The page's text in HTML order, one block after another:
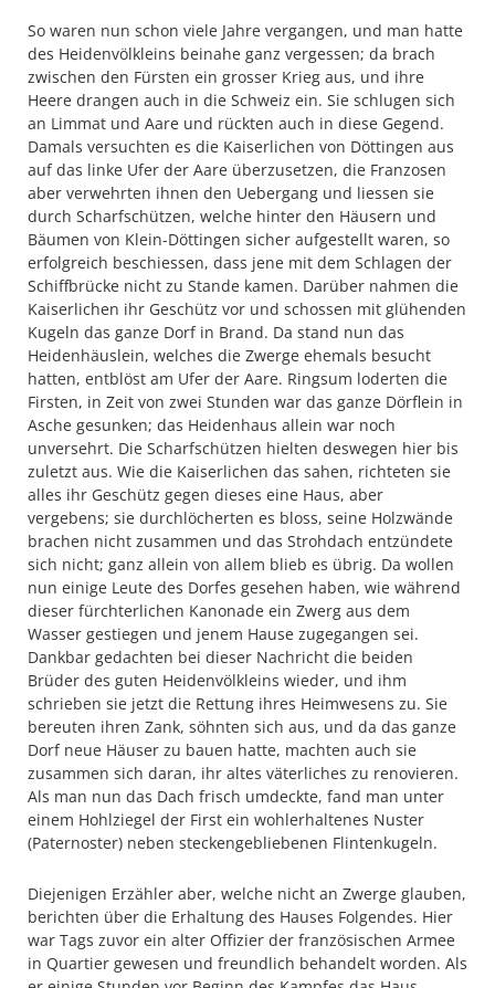
So waren nun schon viele Jahre vergangen, und man hatte
des Heidenvölkleins beinahe ganz vergessen; da brach
zwischen den Fürsten ein grosser Krieg aus, und ihre
Heere drangen auch in die Schweiz ein. Sie schlugen sich
an Limmat und Aare und rückten auch in diese Gegend.
Damals versuchten es die Kaiserlichen von Döttingen aus
auf das linke Ufer der Aare überzusetzen, die Franzosen
aber verwehrten ihnen den Uebergang und liessen sie
durch Scharfschützen, welche hinter den Häusern und
Bäumen von Klein-Döttingen sicher aufgestellt waren, so
erfolgreich beschiessen, dass jene mit dem Schlagen der
Schiffbrücke nicht zu Stande kamen. Darüber nahmen die
Kaiserlichen ihr Geschütz vor und schossen mit glühenden
Kugeln das ganze Dorf in Brand. Da stand nun das
Heidenhäuslein, welches die Zwerge ehemals besucht
hatten, entblöst am Ufer der Aare. Ringsum loderten die
Firsten, in Zeit von zwei Stunden war das ganze Dörflein in
Asche gesunken; das Heidenhaus allein war noch
unversehrt. Die Scharfschützen hielten deswegen hier bis
zuletzt aus. Wie die Kaiserlichen das sahen, richteten sie
alles ihr Geschütz gegen dieses eine Haus, aber
vergebens; sie durchlöcherten es bloss, seine Holzwände
brachen nicht zusammen und das Strohdach entzündete
sich nicht; ganz allein von allem blieb es übrig. Da wollen
nun einige Leute des Dorfes gesehen haben, wie während
dieser fürchterlichen Kanonade ein Zwerg aus dem
Wasser gestiegen und jenem Hause zugegangen sei.
Dankbar gedachten bei dieser Nachricht die beiden
Brüder des guten Heidenvölkleins wieder, und ihm
schrieben sie jetzt die Rettung ihres Heimwesens zu. Sie
bereuten ihren Zank, söhnten sich aus, und da das ganze
Dorf neue Häuser zu bauen hatte, machten auch sie
zusammen sich daran, ihr altes väterliches zu renovieren.
Als man nun das Dach frisch umdeckte, fand man unter
einem Hohlziegel der First ein wohlerhaltenes Nuster
(Paternoster) neben steckengebliebenen Flintenkugeln.
Diejenigen Erzähler aber, welche nicht an Zwerge glauben,
berichten über die Erhaltung des Hauses Folgendes. Hier
war Tags zuvor ein alter Offizier der französischen Armee
in Quartier gewesen und freundlich behandelt worden. Als